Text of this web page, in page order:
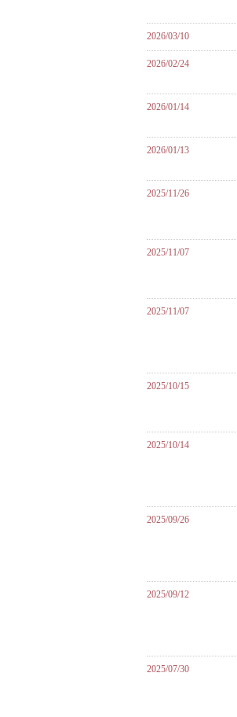
2026/03/10
2026/02/24
2026/01/14
2026/01/13
2025/11/26
2025/11/07
2025/11/07
2025/10/15
2025/10/14
2025/09/26
2025/09/12
2025/07/30